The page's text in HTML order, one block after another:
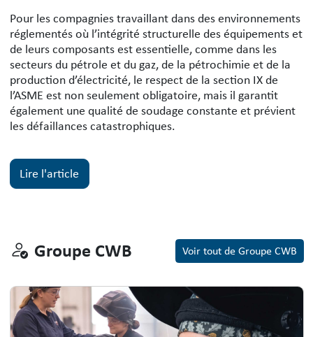
Pour les compagnies travaillant dans des environnements
réglementés où l’intégrité structurelle des équipements et
de leurs composants est essentielle, comme dans les
secteurs du pétrole et du gaz, de la pétrochimie et de la
production d’électricité, le respect de la section IX de
l’ASME est non seulement obligatoire, mais il garantit
également une qualité de soudage constante et prévient
les défaillances catastrophiques.
Lire l'article
Groupe CWB Voir tout de Groupe CWB
Groupe CWB